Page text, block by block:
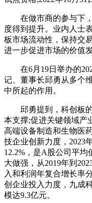
在做市商的参与下，
度得到提升。业内人士
板市场流动性，保持交
进一步促进市场的价值
在6月19日举办的
记、董事长邱勇从多个
中所起的作用。
邱勇提到，科创板的
本支撑;促进关键领域产
高端设备制造和生物医
技企业创新力度，2023
12.2%，是A股公司平
大做强，从2019年到
入和利润年复合增长率
创企业投入力度，九成
模达9.3亿元。